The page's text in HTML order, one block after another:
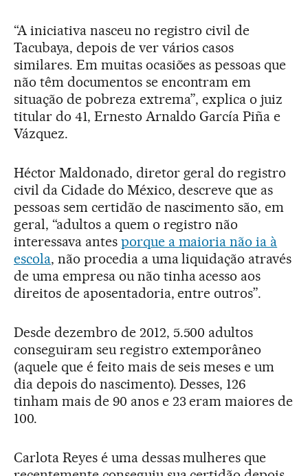
“A iniciativa nasceu no registro civil de
Tacubaya, depois de ver vários casos
similares. Em muitas ocasiões as pessoas que
não têm documentos se encontram em
situação de pobreza extrema”, explica o juiz
titular do 41, Ernesto Arnaldo García Piña e
Vázquez.
Héctor Maldonado, diretor geral do registro
civil da Cidade do México, descreve que as
pessoas sem certidão de nascimento são, em
geral, “adultos a quem o registro não
interessava antes porque a maioria não ia à
escola, não procedia a uma liquidação através
de uma empresa ou não tinha acesso aos
direitos de aposentadoria, entre outros”.
Desde dezembro de 2012, 5.500 adultos
conseguiram seu registro extemporâneo
(aquele que é feito mais de seis meses e um
dia depois do nascimento). Desses, 126
tinham mais de 90 anos e 23 eram maiores de
100.
Carlota Reyes é uma dessas mulheres que